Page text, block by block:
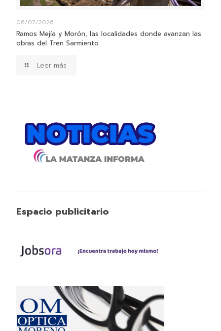
06/07/2026
Ramos Mejía y Morón, las localidades donde avanzan las
obras del Tren Sarmiento
Leer más
Espacio publicitario